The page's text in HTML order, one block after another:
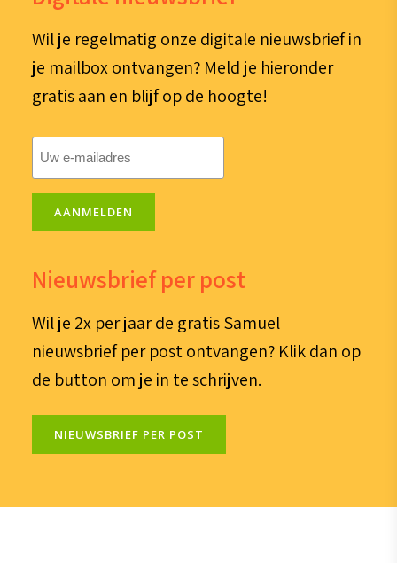
Wil je regelmatig onze digitale nieuwsbrief in
je mailbox ontvangen? Meld je hieronder
gratis aan en blijf op de hoogte!
AANMELDEN
Nieuwsbrief per post
Wil je 2x per jaar de gratis Samuel
nieuwsbrief per post ontvangen? Klik dan op
de button om je in te schrijven.
NIEUWSBRIEF PER POST